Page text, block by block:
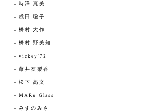
時澤 真美
成田 聡子
橋村 大作
橋村 野美知
vickey'72
藤井友梨香
松下 高文
MARu Glass
みずのみさ